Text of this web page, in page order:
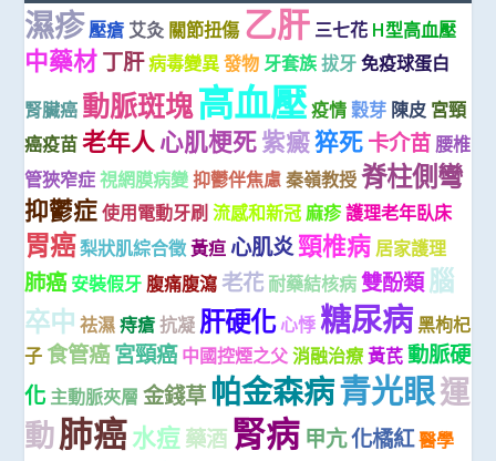
濕疹壓瘡 艾灸 關節扭傷 乙肝 三七花 H型高血壓
中藥材丁肝病毒變異 發物 牙套族 拔牙 免疫球蛋白
腎臟癌 動脈斑塊高血壓疫情 穀芽 陳皮 宮頸
癌疫苗 老年人心肌梗死紫癜猝死卡介苗 腰椎
管狹窄症 視網膜病變 抑鬱伴焦慮 秦嶺教授 脊柱側彎
抑鬱症 使用電動牙刷 流感和新冠 麻疹護理老年臥床
胃癌梨狀肌綜合徵 黃疸 心肌炎頸椎病 居家護理
肺癌 安裝假牙 腹痛腹瀉 老花 耐藥結核病 雙酚類腦
卒中 祛濕 痔瘡 抗凝 肝硬化 心悸 糖尿病黑枸杞
子 食管癌宮頸癌 中國控煙之父 消融治療 黃芪 動脈硬
化 主動脈夾層 金錢草帕金森病青光眼運
動肺癌水痘藥酒 腎病 甲亢化橘紅醫學